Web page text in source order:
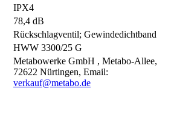
IPX4
78,4 dB
Rückschlagventil; Gewindedichtband
HWW 3300/25 G
Metabowerke GmbH , Metabo-Allee,
72622 Nürtingen, Email:
verkauf@metabo.de